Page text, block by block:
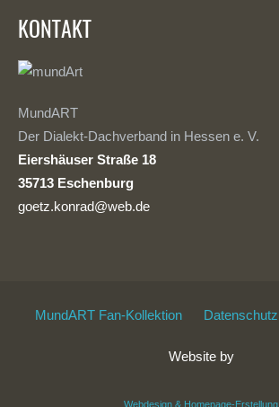
KONTAKT
MundART
Der Dialekt-Dachverband in Hessen e. V.
Eiershäuser Straße 18
35713 Eschenburg
goetz.konrad@web.de
MundART Fan-Kollektion Datenschutz
Website by
Webdesign & Homepage-Erstellung